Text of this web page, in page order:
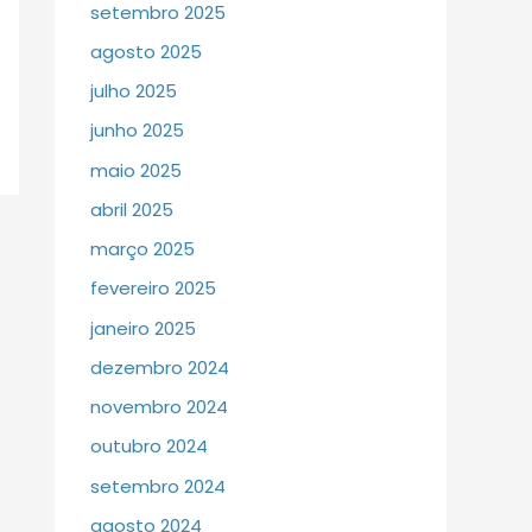
setembro 2025
agosto 2025
julho 2025
junho 2025
maio 2025
abril 2025
março 2025
fevereiro 2025
janeiro 2025
dezembro 2024
novembro 2024
outubro 2024
setembro 2024
agosto 2024